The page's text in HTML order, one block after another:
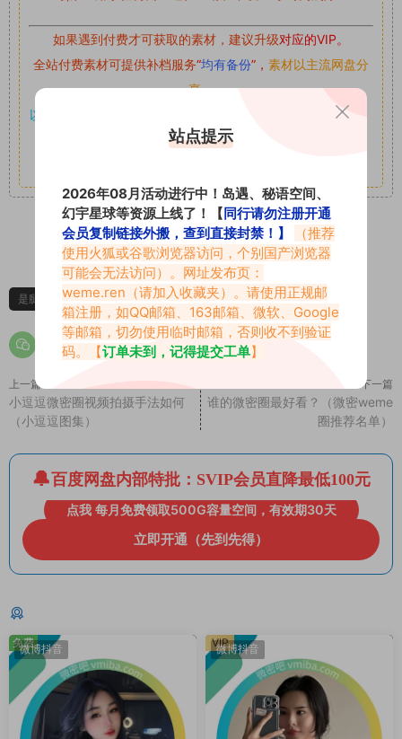
如果遇到付费才可获取的素材，建议升级对应的VIP。
全站付费素材可提供补档服务“均有备份”， 素材以主流网盘分
享。
以7z、7z分卷格式压缩，
电脑：
7-zip；安卓：zarchiver；苹果：解压专家
0
是腿腿耶
上一篇
小逗逗微密圈视频拍摄手法如何
（小逗逗图集）
下一篇
谁的微密圈最好看？（微密weme
圈推荐名单）
百度网盘内部特批：SVIP会员直降最低100元
点我 每月免费领取500G容量空间，有效期30天
立即开通（先到先得）
微博抖音
免费 微博抖音
VIP
站点提示
2026年08月活动进行中！岛遇、秘语空间、
幻宇星球等资源上线了！【同行请勿注册开通
会员复制链接外搬，查到直接封禁！】
（推荐
使用火狐或谷歌浏览器访问，个别国产浏览器
可能会无法访问）。网址发布页：
weme.ren （请加入收藏夹）。请使用正规邮
箱注册，如QQ邮箱、163邮箱、微软、Google
等邮箱，切勿使用临时邮箱，否则收不到验证
码。【订单未到，记得提交工单】